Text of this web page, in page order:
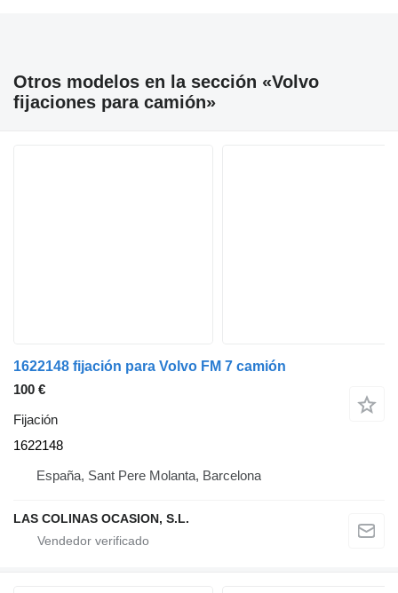
Otros modelos en la sección «Volvo
fijaciones para camión»
1622148 fijación para Volvo FM 7 camión
100 €
Fijación
1622148
España, Sant Pere Molanta, Barcelona
LAS COLINAS OCASION, S.L.